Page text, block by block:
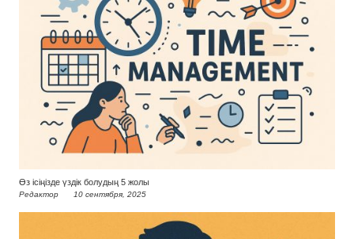
Өз ісіңізде үздік болудың 5 жолы
Редактор 10 сентября, 2025